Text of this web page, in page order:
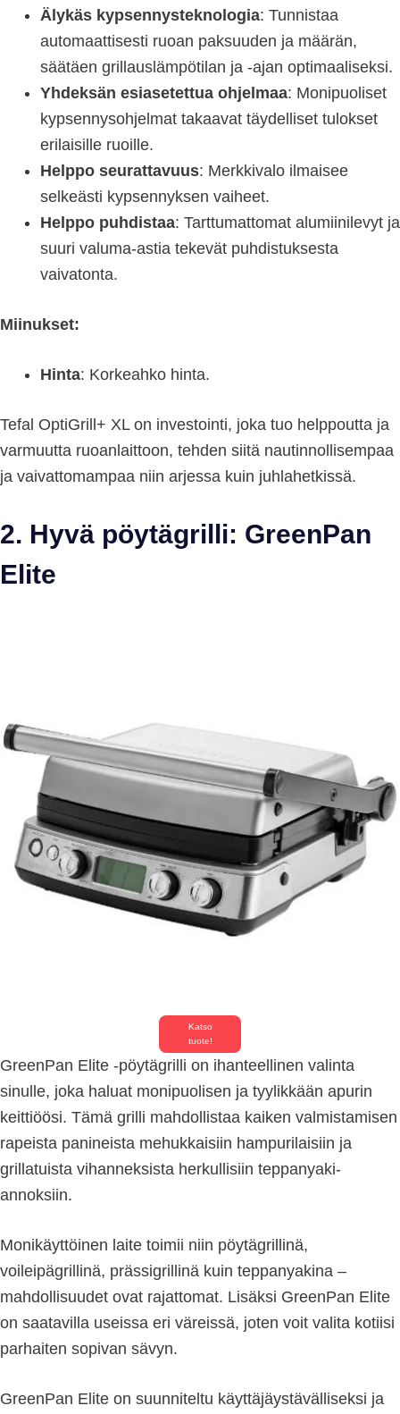
Älykäs kypsennysteknologia: Tunnistaa
automaattisesti ruoan paksuuden ja määrän,
säätäen grillauslämpötilan ja -ajan optimaaliseksi.
Yhdeksän esiasetettua ohjelmaa: Monipuoliset
kypsennysohjelmat takaavat täydelliset tulokset
erilaisille ruoille.
Helppo seurattavuus: Merkkivalo ilmaisee
selkeästi kypsennyksen vaiheet.
Helppo puhdistaa: Tarttumattomat alumiinilevyt ja
suuri valuma-astia tekevät puhdistuksesta
vaivatonta.
Miinukset:
Hinta: Korkeahko hinta.
Tefal OptiGrill+ XL on investointi, joka tuo helppoutta ja
varmuutta ruoanlaittoon, tehden siitä nautinnollisempaa
ja vaivattomampaa niin arjessa kuin juhlahetkissä.
2. Hyvä pöytägrilli: GreenPan
Elite
Katso
tuote!
GreenPan Elite -pöytägrilli on ihanteellinen valinta
sinulle, joka haluat monipuolisen ja tyylikkään apurin
keittiöösi. Tämä grilli mahdollistaa kaiken valmistamisen
rapeista panineista mehukkaisiin hampurilaisiin ja
grillatuista vihanneksista herkullisiin teppanyaki-
annoksiin.
Monikäyttöinen laite toimii niin pöytägrillinä,
voileipägrillinä, prässigrillinä kuin teppanyakina –
mahdollisuudet ovat rajattomat. Lisäksi GreenPan Elite
on saatavilla useissa eri väreissä, joten voit valita kotiisi
parhaiten sopivan sävyn.
GreenPan Elite on suunniteltu käyttäjäystävälliseksi ja